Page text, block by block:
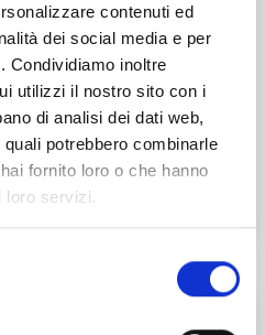
contenuti ed
dei social media e per
Condividiamo inoltre
utilizzi il nostro sito con i
di analisi dei dati web,
potrebbero combinarle
fornito loro o che hanno
loro servizi.
a cui collaboreranno in
interne, ma anche
settori e "personalità" del
mescolare Insegnamento
nuove produzioni
di curiosità e passione
nostre nuove persone,
meglio.